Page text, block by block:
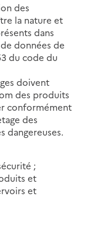
des
la nature et
dans
données de
du code du
doivent
des produits
conformément
des
;
et
et